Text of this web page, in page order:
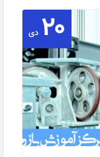
مدیرفنی و
نامه ای …۲۰ دی